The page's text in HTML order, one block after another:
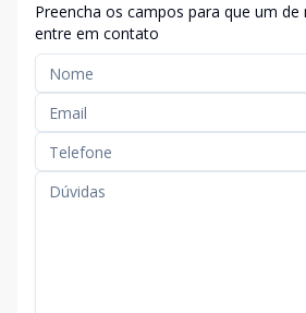
Preencha os campos para que um de
entre em contato